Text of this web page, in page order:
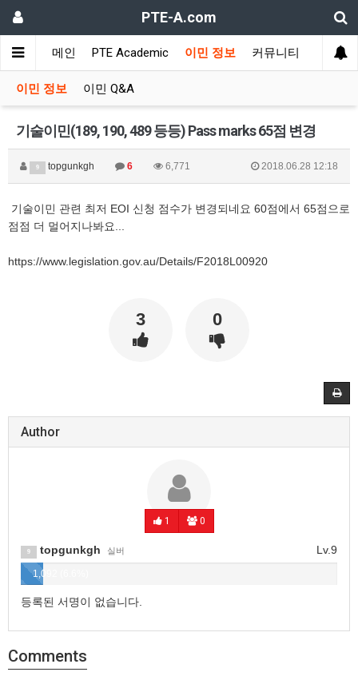
PTE-A.com
메인 PTE Academic 이민 정보 커뮤니티
이민 정보 이민 Q&A
기술이민(189, 190, 489 등등) Pass marks 65점 변경
9 topgunkgh 6 6,771 2018.06.28 12:18
기술이민 관련 최저 EOI 신청 점수가 변경되네요 60점에서 65점으로
점점 더 멀어지나봐요...
https://www.legislation.gov.au/Details/F2018L00920
3 0
Author
1 0
Lv.9
9 topgunkgh 실버
1,092 (6.6%)
등록된 서명이 없습니다.
Comments